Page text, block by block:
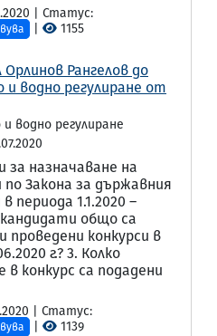
| Статус:
1155
Рангелов до
и водно регулиране от
водно регулиране
за назначаване на
Закона за държавния
периода 1.1.2020 –
кандидати общо са
проведени конкурси в
г.? 3. Колко
в конкурс са подадени
| Статус:
1139